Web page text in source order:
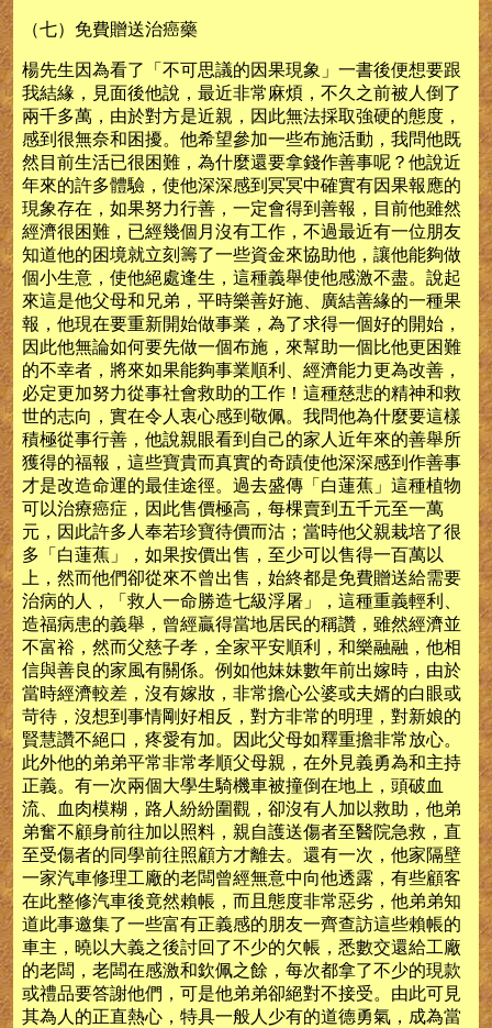
（七）免費贈送治癌藥
楊先生因為看了「不可思議的因果現象」一書後便想要跟
我結緣，見面後他說，最近非常麻煩，不久之前被人倒了
兩千多萬，由於對方是近親，因此無法採取強硬的態度，
感到很無奈和困擾。他希望參加一些布施活動，我問他既
然目前生活已很困難，為什麼還要拿錢作善事呢？他說近
年來的許多體驗，使他深深感到冥冥中確實有因果報應的
現象存在，如果努力行善，一定會得到善報，目前他雖然
經濟很困難，已經幾個月沒有工作，不過最近有一位朋友
知道他的困境就立刻籌了一些資金來協助他，讓他能夠做
個小生意，使他絕處逢生，這種義舉使他感激不盡。說起
來這是他父母和兄弟，平時樂善好施、廣結善緣的一種果
報，他現在要重新開始做事業，為了求得一個好的開始，
因此他無論如何要先做一個布施，來幫助一個比他更困難
的不幸者，將來如果能夠事業順利、經濟能力更為改善，
必定更加努力從事社會救助的工作！這種慈悲的精神和救
世的志向，實在令人衷心感到敬佩。我問他為什麼要這樣
積極從事行善，他說親眼看到自己的家人近年來的善舉所
獲得的福報，這些寶貴而真實的奇蹟使他深深感到作善事
才是改造命運的最佳途徑。過去盛傳「白蓮蕉」這種植物
可以治療癌症，因此售價極高，每棵賣到五千元至一萬
元，因此許多人奉若珍寶待價而沽；當時他父親栽培了很
多「白蓮蕉」，如果按價出售，至少可以售得一百萬以
上，然而他們卻從來不曾出售，始終都是免費贈送給需要
治病的人，「救人一命勝造七級浮屠」，這種重義輕利、
造福病患的義舉，曾經贏得當地居民的稱讚，雖然經濟並
不富裕，然而父慈子孝，全家平安順利，和樂融融，他相
信與善良的家風有關係。例如他妹妹數年前出嫁時，由於
當時經濟較差，沒有嫁妝，非常擔心公婆或夫婿的白眼或
苛待，沒想到事情剛好相反，對方非常的明理，對新娘的
賢慧讚不絕口，疼愛有加。因此父母如釋重擔非常放心。
此外他的弟弟平常非常孝順父母親，在外見義勇為和主持
正義。有一次兩個大學生騎機車被撞倒在地上，頭破血
流、血肉模糊，路人紛紛圍觀，卻沒有人加以救助，他弟
弟奮不顧身前往加以照料，親自護送傷者至醫院急救，直
至受傷者的同學前往照顧方才離去。還有一次，他家隔壁
一家汽車修理工廠的老闆曾經無意中向他透露，有些顧客
在此整修汽車後竟然賴帳，而且態度非常惡劣，他弟弟知
道此事邀集了一些富有正義感的朋友一齊查訪這些賴帳的
車主，曉以大義之後討回了不少的欠帳，悉數交還給工廠
的老闆，老闆在感激和欽佩之餘，每次都拿了不少的現款
或禮品要答謝他們，可是他弟弟卻絕對不接受。由此可見
其為人的正直熱心，特具一般人少有的道德勇氣，成為當